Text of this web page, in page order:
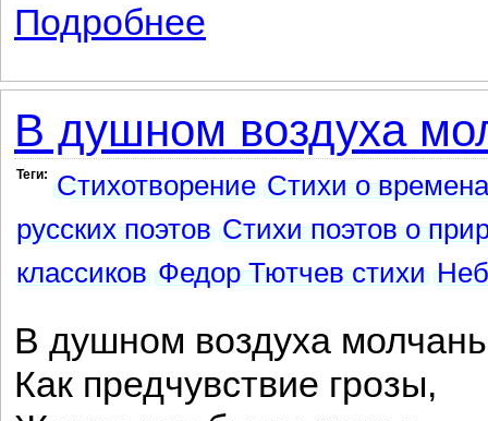
Подробнее
В душном воздуха
Теги: Стихотворение Стихи о
русских поэтов Стихи поэтов о
классиков Федор Тютчев стихи
В душном воздуха
Как предчувствие грозы,